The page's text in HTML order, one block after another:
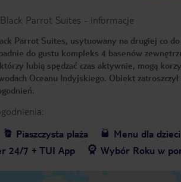
Parrot Suites - informacje
Parrot Suites, usytuowany na drugiej co
do gustu kompleks 4 basenów
lubią spędzać czas aktywnie, mogą
Oceanu Indyjskiego. Obiekt
Piaszczysta plaża Menu dla dzieci
24/7 + TUI App
Wybór Roku w